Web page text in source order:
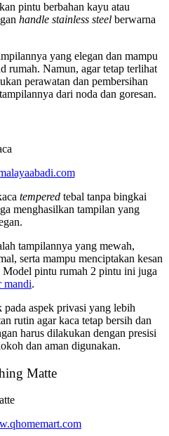
pintu berbahan kayu atau
handle stainless steel berwarna
yang elegan dan mampu
rumah. Namun, agar tetap terlihat
perawatan dan pembersihan
dari noda dan goresan.
tempered tebal tanpa bingkai
menghasilkan tampilan yang
tampilannya yang mewah,
serta mampu menciptakan kesan
Model pintu rumah 2 pintu ini juga
mandi.
aspek privasi yang lebih
rutin agar kaca tetap bersih dan
harus dilakukan dengan presisi
dan aman digunakan.
Matte